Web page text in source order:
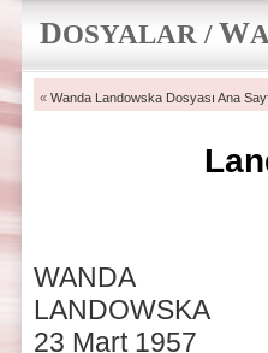
DOSYALAR / W
« Wanda Landowska Dosyası Ana
WANDA
23 Mart 1957